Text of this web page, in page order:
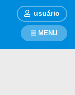
usuário
MENU